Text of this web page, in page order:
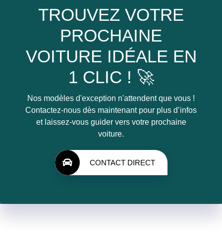
TROUVEZ VOTRE
PROCHAINE
VOITURE IDÉALE EN
1 CLIC ! 🚀
Nos modèles d'exception n'attendent que vous !
Contactez-nous dès maintenant pour plus d’infos
et laissez-vous guider vers votre prochaine
voiture.
CONTACT DIRECT